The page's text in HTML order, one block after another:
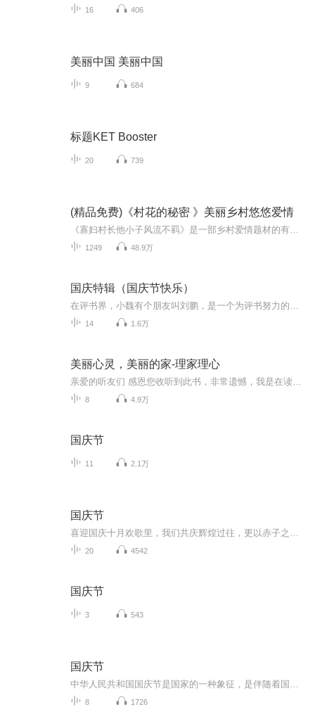
16 406
美丽中国 美丽中国
9 684
标题KET Booster
20 739
(精品免费)《村花的秘密 》美丽乡村悠悠爱情
1249 48.9万
国庆特辑（国庆节快乐）
14 1.6万
美丽心灵，美丽的家-理家理心
8 4.9万
国庆节
11 2.1万
国庆节
20 4542
国庆节
3 543
国庆节
8 1726